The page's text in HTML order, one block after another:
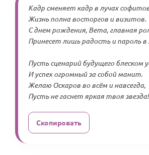
Кадр сменяет кадр в лучах
Жизнь полна восторгов и визитов.
С днем рождения, Вета, главная
Принесет лишь радость и пароль в
Пусть сценарий будущего блеском
И успех огромный за собой манит.
Желаю Оскаров во всём и навсегда,
Пусть не гаснет яркая твоя
Скопировать